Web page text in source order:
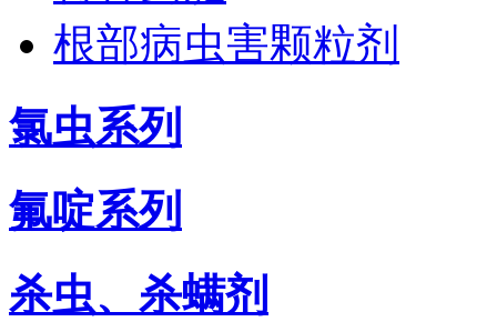
根部病虫害颗粒剂
氯虫系列
氟啶系列
杀虫、杀螨剂